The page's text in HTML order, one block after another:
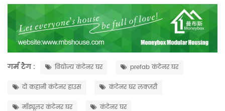
गर्म टैग : वियोज्य कंटेनर घर prefab कंटेनर घर
दो कहानी कंटेनर हाउस कंटेनर घर लक्जरी
मॉड्यूलर कंटेनर घर कंटेनर घर